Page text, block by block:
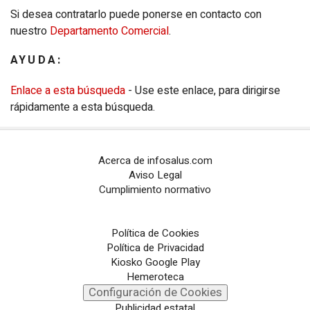
Si desea contratarlo puede ponerse en contacto con
nuestro Departamento Comercial.
AYUDA:
Enlace a esta búsqueda - Use este enlace, para dirigirse
rápidamente a esta búsqueda.
Acerca de infosalus.com
Aviso Legal
Cumplimiento normativo
Política de Cookies
Política de Privacidad
Kiosko Google Play
Hemeroteca
Configuración de Cookies